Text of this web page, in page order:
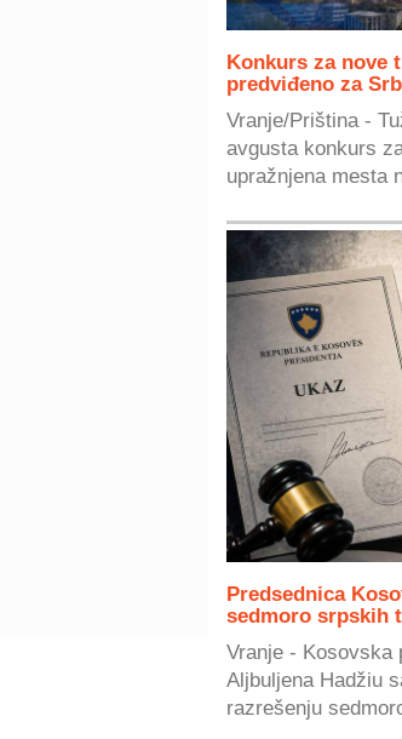
Konkurs za nove
predviđeno za
Vranje/Priština -
avgusta konkurs
upražnjena mesta
Predsednica
sedmoro srpskih
Vranje - Kosovska
Aljbuljena Hadžiu
razrešenju